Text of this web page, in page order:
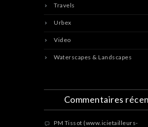
Travels
Urbex
Video
Waterscapes & Landscapes
Commentaires
PM Tissot (www.icietailleurs-